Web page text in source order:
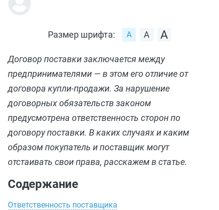
Размер шрифта:
Договор поставки заключается между
предпринимателями — в этом его отличие от
договора купли-продажи. За нарушение
договорных обязательств законом
предусмотрена ответственность сторон по
договору поставки. В каких случаях и каким
образом покупатель и поставщик могут
отстаивать свои права, расскажем в статье.
Содержание
Ответственность поставщика